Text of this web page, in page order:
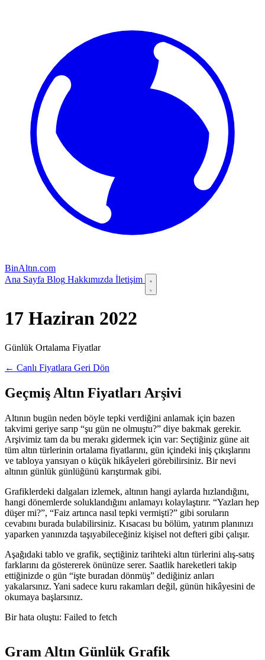
BinAltın.com
Ana Sayfa Blog Hakkımızda İletişim
17 Haziran 2022
Günlük Ortalama Fiyatlar
← Canlı Fiyatlara Geri Dön
Geçmiş Altın Fiyatları Arşivi
Altının bugün neden böyle tepki verdiğini anlamak için bazen
takvimi geriye sarıp “şu gün ne olmuştu?” diye bakmak gerekir.
Arşivimiz tam da bu merakı gidermek için var: Seçtiğiniz güne ait
tüm altın türlerinin ortalama fiyatlarını, gün içindeki iniş çıkışlarını
ve tabloya yansıyan o küçük hikâyeleri görebilirsiniz. Bir nevi
altının günlük günlüğünü karıştırmak gibi.
Grafiklerdeki dalgaları izlemek, altının hangi aylarda hızlandığını,
hangi dönemlerde soluklandığını anlamayı kolaylaştırır. “Yazları hep
düşer mi?”, “Faiz artınca nasıl tepki vermişti?” gibi soruların
cevabını burada bulabilirsiniz. Kısacası bu bölüm, yatırım planınızı
yaparken yanınızda taşıyabileceğiniz kişisel not defteri gibi çalışır.
Aşağıdaki tablo ve grafik, seçtiğiniz tarihteki altın türlerini alış-satış
farklarını da göstererek önünüze serer. Saatlik hareketleri takip
ettiğinizde o gün “işte buradan dönmüş” dediğiniz anları
yakalarsınız. Yani sadece kuru rakamları değil, günün hikâyesini de
okumaya başlarsınız.
Bir hata oluştu: Failed to fetch
Gram Altın Günlük Grafik